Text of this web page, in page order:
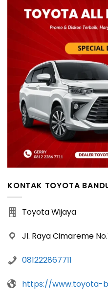
KONTAK TOYOTA
Toyota Wijaya
Jl. Raya Cimareme
081222867711
https://www.toyota-